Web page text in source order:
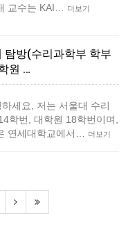
교수는 KAI…
더보기
탐방(수리과학부 학부
원 …
세요, 저는 서울대 수리
학번, 대학원 18학번이며,
연세대학교에서…
더보기